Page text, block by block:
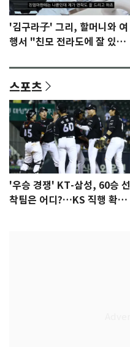
'김구라子' 그리, 할머니와 여
행서 "친모 전라도에 잘 있
스포츠
'우승 경쟁' KT-삼성, 60승 선
착팀은 어디?…KS 직행 확률